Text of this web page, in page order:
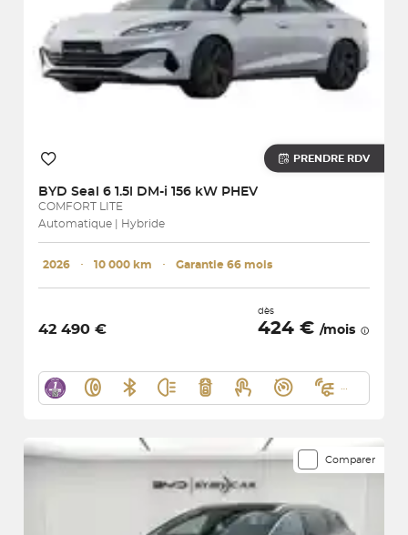
PRENDRE RDV
BYD Seal 6 1.5l DM-i 156 kW PHEV
COMFORT LITE
Automatique | Hybride
2026 ･ 10 000 km ･ Garantie 66 mois
42 490 €
dès
424 € /mois
Comparer